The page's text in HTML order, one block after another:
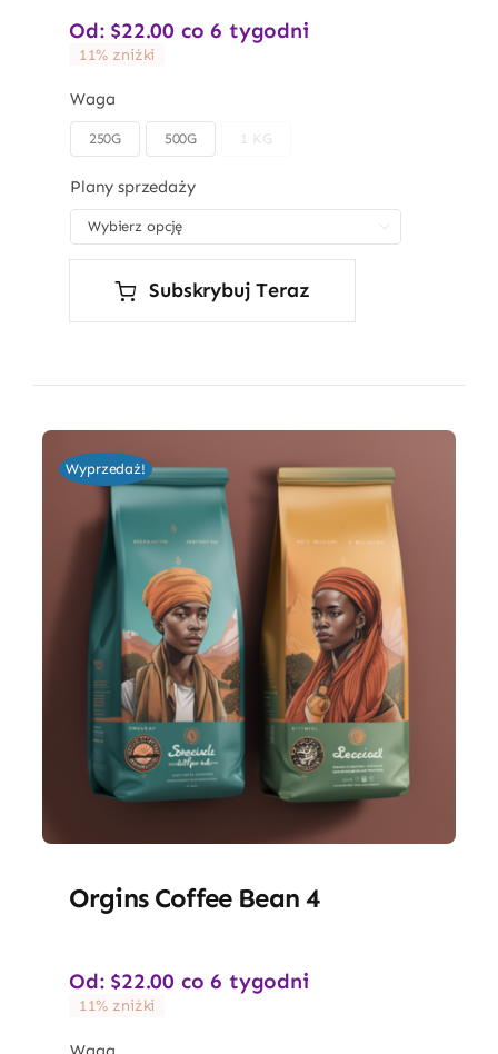
Od: $22.00 co 6 tygodni
11% zniżki
Waga
250G 500G 1 KG
Plany sprzedaży
Subskrybuj Teraz
Wyprzedaż!
Orgins Coffee Bean 4
Od: $22.00 co 6 tygodni
11% zniżki